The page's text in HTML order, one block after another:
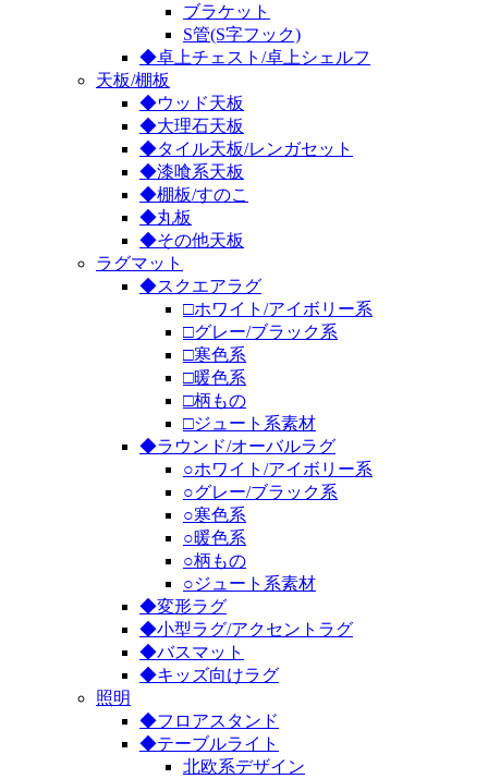
ブラケット
S管(S字フック)
◆卓上チェスト/卓上シェルフ
天板/棚板
◆ウッド天板
◆大理石天板
◆タイル天板/レンガセット
◆漆喰系天板
◆棚板/すのこ
◆丸板
◆その他天板
ラグマット
◆スクエアラグ
□ホワイト/アイボリー系
□グレー/ブラック系
□寒色系
□暖色系
□柄もの
□ジュート系素材
◆ラウンド/オーバルラグ
○ホワイト/アイボリー系
○グレー/ブラック系
○寒色系
○暖色系
○柄もの
○ジュート系素材
◆変形ラグ
◆小型ラグ/アクセントラグ
◆バスマット
◆キッズ向けラグ
照明
◆フロアスタンド
◆テーブルライト
北欧系デザイン